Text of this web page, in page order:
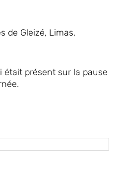
de Gleizé, Limas,
était présent sur la pause